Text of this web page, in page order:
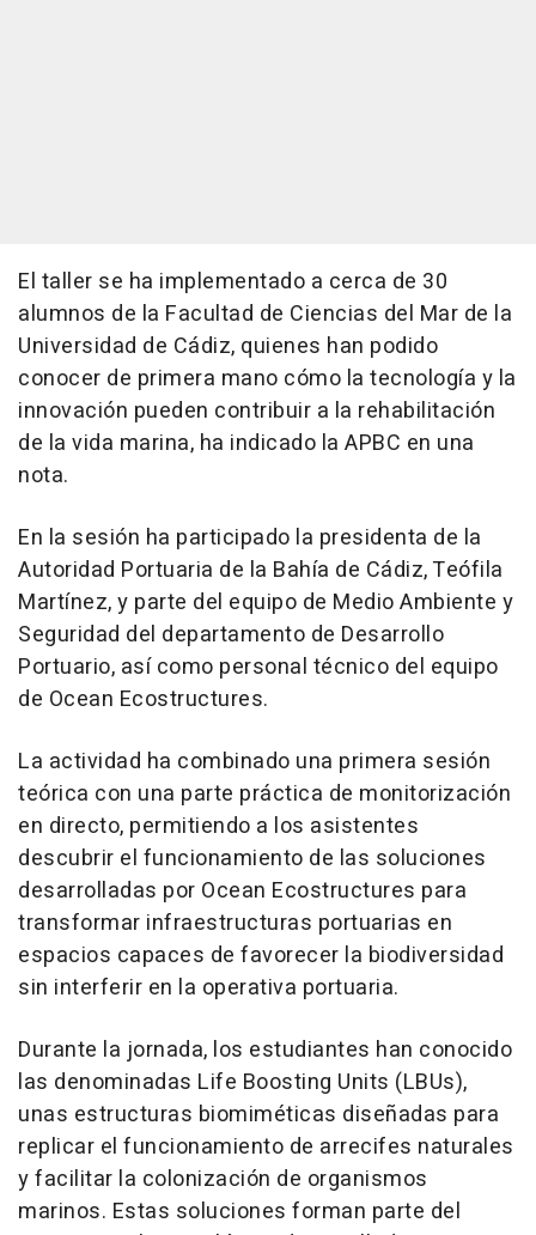
El taller se ha implementado a cerca de 30
alumnos de la Facultad de Ciencias del Mar de la
Universidad de Cádiz, quienes han podido
conocer de primera mano cómo la tecnología y la
innovación pueden contribuir a la rehabilitación
de la vida marina, ha indicado la APBC en una
nota.
En la sesión ha participado la presidenta de la
Autoridad Portuaria de la Bahía de Cádiz, Teófila
Martínez, y parte del equipo de Medio Ambiente y
Seguridad del departamento de Desarrollo
Portuario, así como personal técnico del equipo
de Ocean Ecostructures.
La actividad ha combinado una primera sesión
teórica con una parte práctica de monitorización
en directo, permitiendo a los asistentes
descubrir el funcionamiento de las soluciones
desarrolladas por Ocean Ecostructures para
transformar infraestructuras portuarias en
espacios capaces de favorecer la biodiversidad
sin interferir en la operativa portuaria.
Durante la jornada, los estudiantes han conocido
las denominadas Life Boosting Units (LBUs),
unas estructuras biomiméticas diseñadas para
replicar el funcionamiento de arrecifes naturales
y facilitar la colonización de organismos
marinos. Estas soluciones forman parte del